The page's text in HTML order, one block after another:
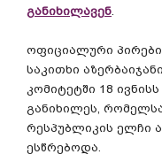
განიხილავენ.
ოფიციალური
საკითხი
კომიტეტში 18 ივნისს
განიხილეს
რესპუბლიკის ელჩი
ესწრებოდა